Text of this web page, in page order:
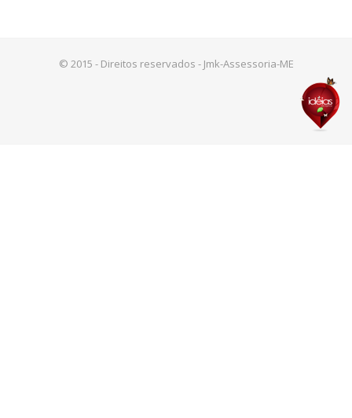
© 2015 - Direitos reservados - Jmk-Assessoria-ME